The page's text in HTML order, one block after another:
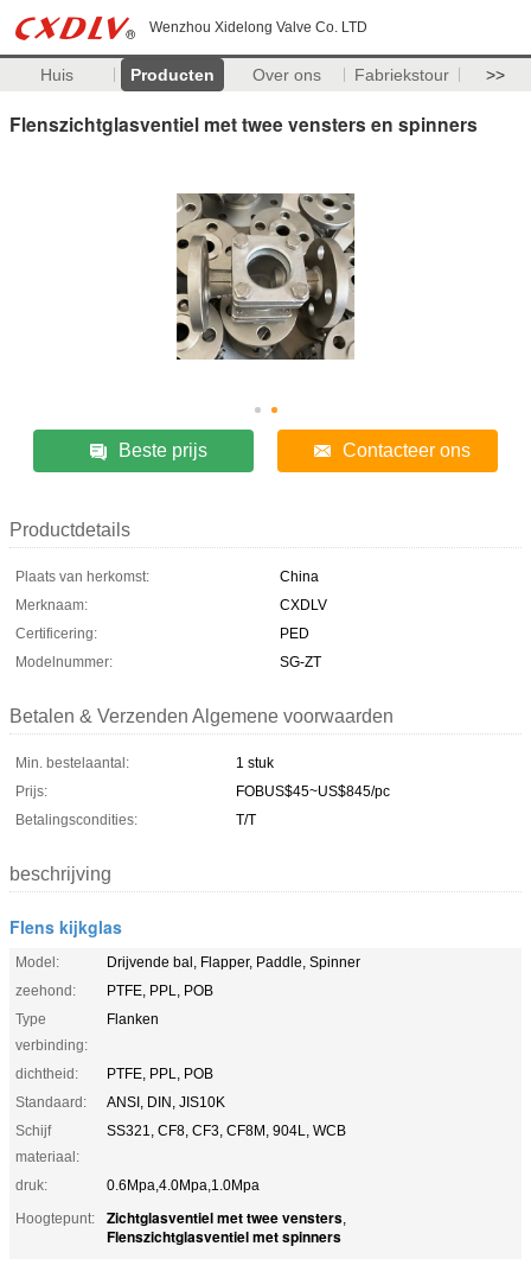
Wenzhou Xidelong Valve Co. LTD
Huis Producten Over ons Fabriekstour >>
Flenszichtglasventiel met twee vensters en spinners
Beste prijs Contacteer ons
Productdetails
Plaats van herkomst:
China
Merknaam:
CXDLV
Certificering:
PED
Modelnummer:
SG-ZT
Betalen & Verzenden Algemene voorwaarden
Min. bestelaantal:
1 stuk
Prijs:
FOBUS$45~US$845/pc
Betalingscondities:
T/T
beschrijving
Flens kijkglas
Model:
Drijvende bal, Flapper, Paddle, Spinner
zeehond:
PTFE, PPL, POB
Type
verbinding:
Flanken
dichtheid:
PTFE, PPL, POB
Standaard:
ANSI, DIN, JIS10K
Schijf
materiaal:
SS321, CF8, CF3, CF8M, 904L, WCB
druk:
0.6Mpa,4.0Mpa,1.0Mpa
Hoogtepunt:
Zichtglasventiel met twee vensters,
Flenszichtglasventiel met spinners